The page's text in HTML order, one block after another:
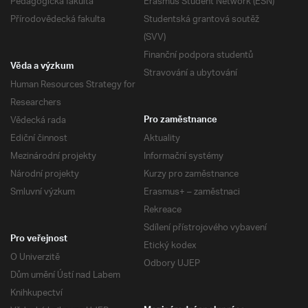
Přírodovědecká fakulta
Studentská grantová soutěž
(SVV)
Finanční podpora studentů
Stravování a ubytování
Věda a výzkum
Human Resources Strategy for
Researchers
Vědecká rada
Ediční činnost
Mezinárodní projekty
Národní projekty
Smluvní výzkum
Pro zaměstnance
Aktuality
Informační systémy
Kurzy pro zaměstnance
Erasmus+ – zaměstnaci
Rekreace
Sdílení přístrojového vybavení
Etický kodex
Odbory UJEP
Pro veřejnost
O Univerzitě
Dům umění Ústí nad Labem
Knihkupectví